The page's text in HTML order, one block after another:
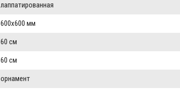
лаппатированная
600x600 мм
60 см
60 см
орнамент